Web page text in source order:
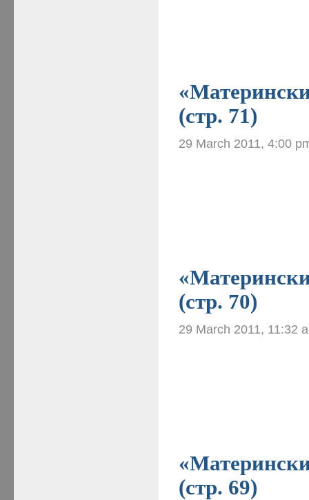
(стр. 71)
29 March 2011, 4:00
(стр. 70)
29 March 2011, 11:32
(стр. 69)